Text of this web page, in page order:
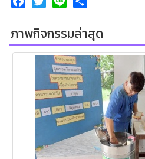
ภาพกิจกรรมล่าสุด